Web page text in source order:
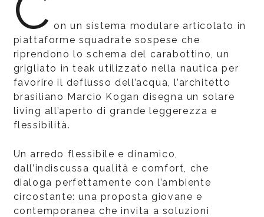
on un sistema modulare articolato in
piattaforme squadrate sospese che
riprendono lo schema del carabottino, un
grigliato in teak utilizzato nella nautica per
favorire il deflusso dell’acqua, l’architetto
brasiliano Marcio Kogan disegna un solare
living all’aperto di grande leggerezza e
flessibilità.
Un arredo flessibile e dinamico,
dall’indiscussa qualità e comfort, che
dialoga perfettamente con l’ambiente
circostante: una proposta giovane e
contemporanea che invita a soluzioni